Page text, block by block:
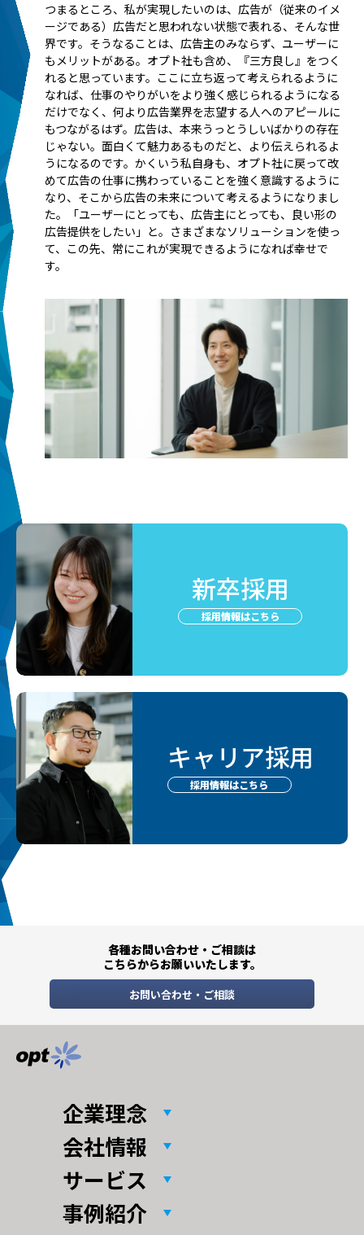
つまるところ、私が実現したいのは、広告が（従来のイメ
ージである）広告だと思われない状態で表れる、そんな世
界です。そうなることは、広告主のみならず、ユーザーに
もメリットがある。オプト社も含め、『三方良し』をつく
れると思っています。ここに立ち返って考えられるように
なれば、仕事のやりがいをより強く感じられるようになる
だけでなく、何より広告業界を志望する人へのアピールに
もつながるはず。広告は、本来うっとうしいばかりの存在
じゃない。面白くて魅力あるものだと、より伝えられるよ
うになるのです。かくいう私自身も、オプト社に戻って改
めて広告の仕事に携わっていることを強く意識するように
なり、そこから広告の未来について考えるようになりまし
た。「ユーザーにとっても、広告主にとっても、良い形の
広告提供をしたい」と。さまざまなソリューションを使っ
て、この先、常にこれが実現できるようになれば幸せで
す。
新卒採用
採用情報はこちら
キャリア採用
採用情報はこちら
各種お問い合わせ・ご相談は
こちらからお願いいたします。
お問い合わせ・ご相談
企業理念
会社情報
サービス
事例紹介